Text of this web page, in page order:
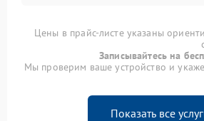
Цены в прайс-листе указаны
Записывайтесь на
Мы проверим ваше устройство и
Показать все